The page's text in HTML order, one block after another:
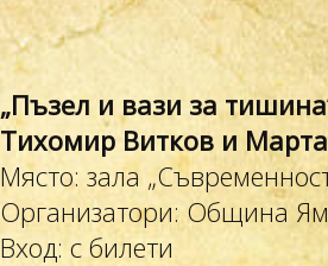
„Пъзел и вази за
Тихомир Витков и
Място: зала
Организатори: Община
Вход: с билети